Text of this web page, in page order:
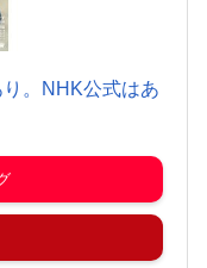
り。NHK公式はあ